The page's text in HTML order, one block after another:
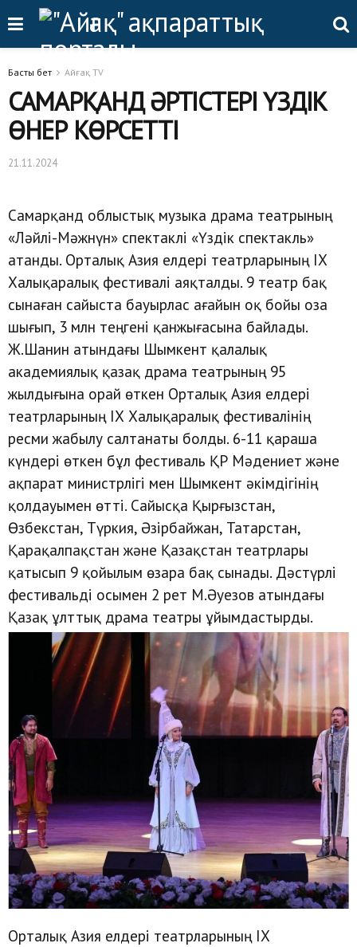
Басты бет Айғақ TV
САМАРҚАНД ӘРТІСТЕРІ ҮЗДІК
ӨНЕР КӨРСЕТТІ
21.11.2024
Самарқанд облыстық музыка драма театрының
«Ләйлі-Мәжнүн» спектаклі «Үздік спектакль»
атанды. Орталық Азия елдері театрларының ІХ
Халықаралық фестивалі аяқталды. 9 театр бақ
сынаған сайыста бауырлас ағайын оқ бойы оза
шығып, 3 млн теңгені қанжығасына байлады.
Ж.Шанин атындағы Шымкент қалалық
академиялық қазақ драма театрының 95
жылдығына орай өткен Орталық Азия елдері
театрларының ІХ Халықаралық фестивалінің
ресми жабылу салтанаты болды. 6-11 қараша
күндері өткен бұл фестиваль ҚР Мәдениет және
ақпарат министрлігі мен Шымкент әкімдігінің
қолдауымен өтті. Сайысқа Қырғызстан,
Өзбекстан, Түркия, Әзірбайжан, Татарстан,
Қарақалпақстан және Қазақстан театрлары
қатысып 9 қойылым өзара бақ сынады. Дәстүрлі
фестивальді осымен 2 рет М.Әуезов атындағы
Қазақ ұлттық драма театры ұйымдастырды.
Орталық Азия елдері театрларының ІХ